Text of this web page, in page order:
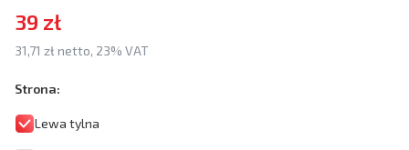
39 zł
31,71 zł netto, 23% VAT
Strona:
Lewa tylna